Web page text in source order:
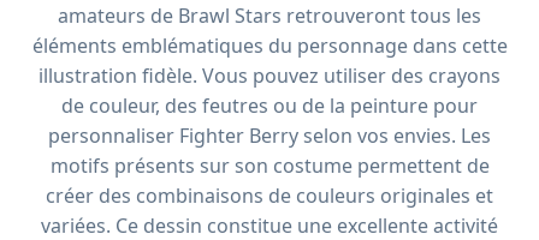
amateurs de Brawl Stars retrouveront tous les
éléments emblématiques du personnage dans cette
illustration fidèle. Vous pouvez utiliser des crayons
de couleur, des feutres ou de la peinture pour
personnaliser Fighter Berry selon vos envies. Les
motifs présents sur son costume permettent de
créer des combinaisons de couleurs originales et
variées. Ce dessin constitue une excellente activité